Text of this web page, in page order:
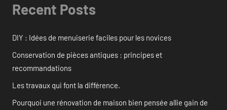
Recent Posts
DIY : Idées de menuiserie faciles pour les novices
Conservation de pièces antiques : principes et
recommandations
Les travaux qui font la différence.
Pourquoi une rénovation de maison bien pensée allie gain de